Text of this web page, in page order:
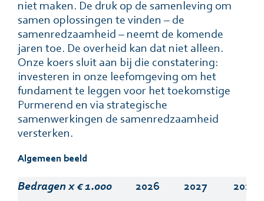
niet maken. De druk op de samenleving om
samen oplossingen te vinden – de
samenredzaamheid – neemt de komende
jaren toe. De overheid kan dat niet alleen.
Onze koers sluit aan bij die constatering:
investeren in onze leefomgeving om het
fundament te leggen voor het toekomstige
Purmerend en via strategische
samenwerkingen de samenredzaamheid
versterken.
Algemeen beeld
Bedragen x € 1.000 2026 2027
2028